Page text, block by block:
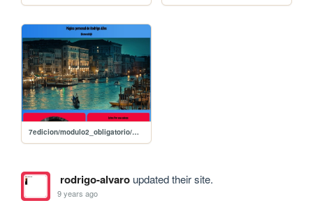
7edicion/modulo2_obligatorio/modulo2_responsiva
rodrigo-alvaroupdated their site.
9 years ago